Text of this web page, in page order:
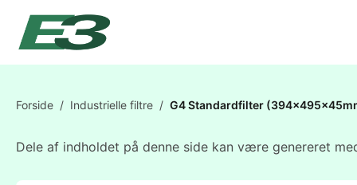
Forside / Industrielle filtre / G4 Standardfilter
Dele af indholdet på denne side kan være genereret